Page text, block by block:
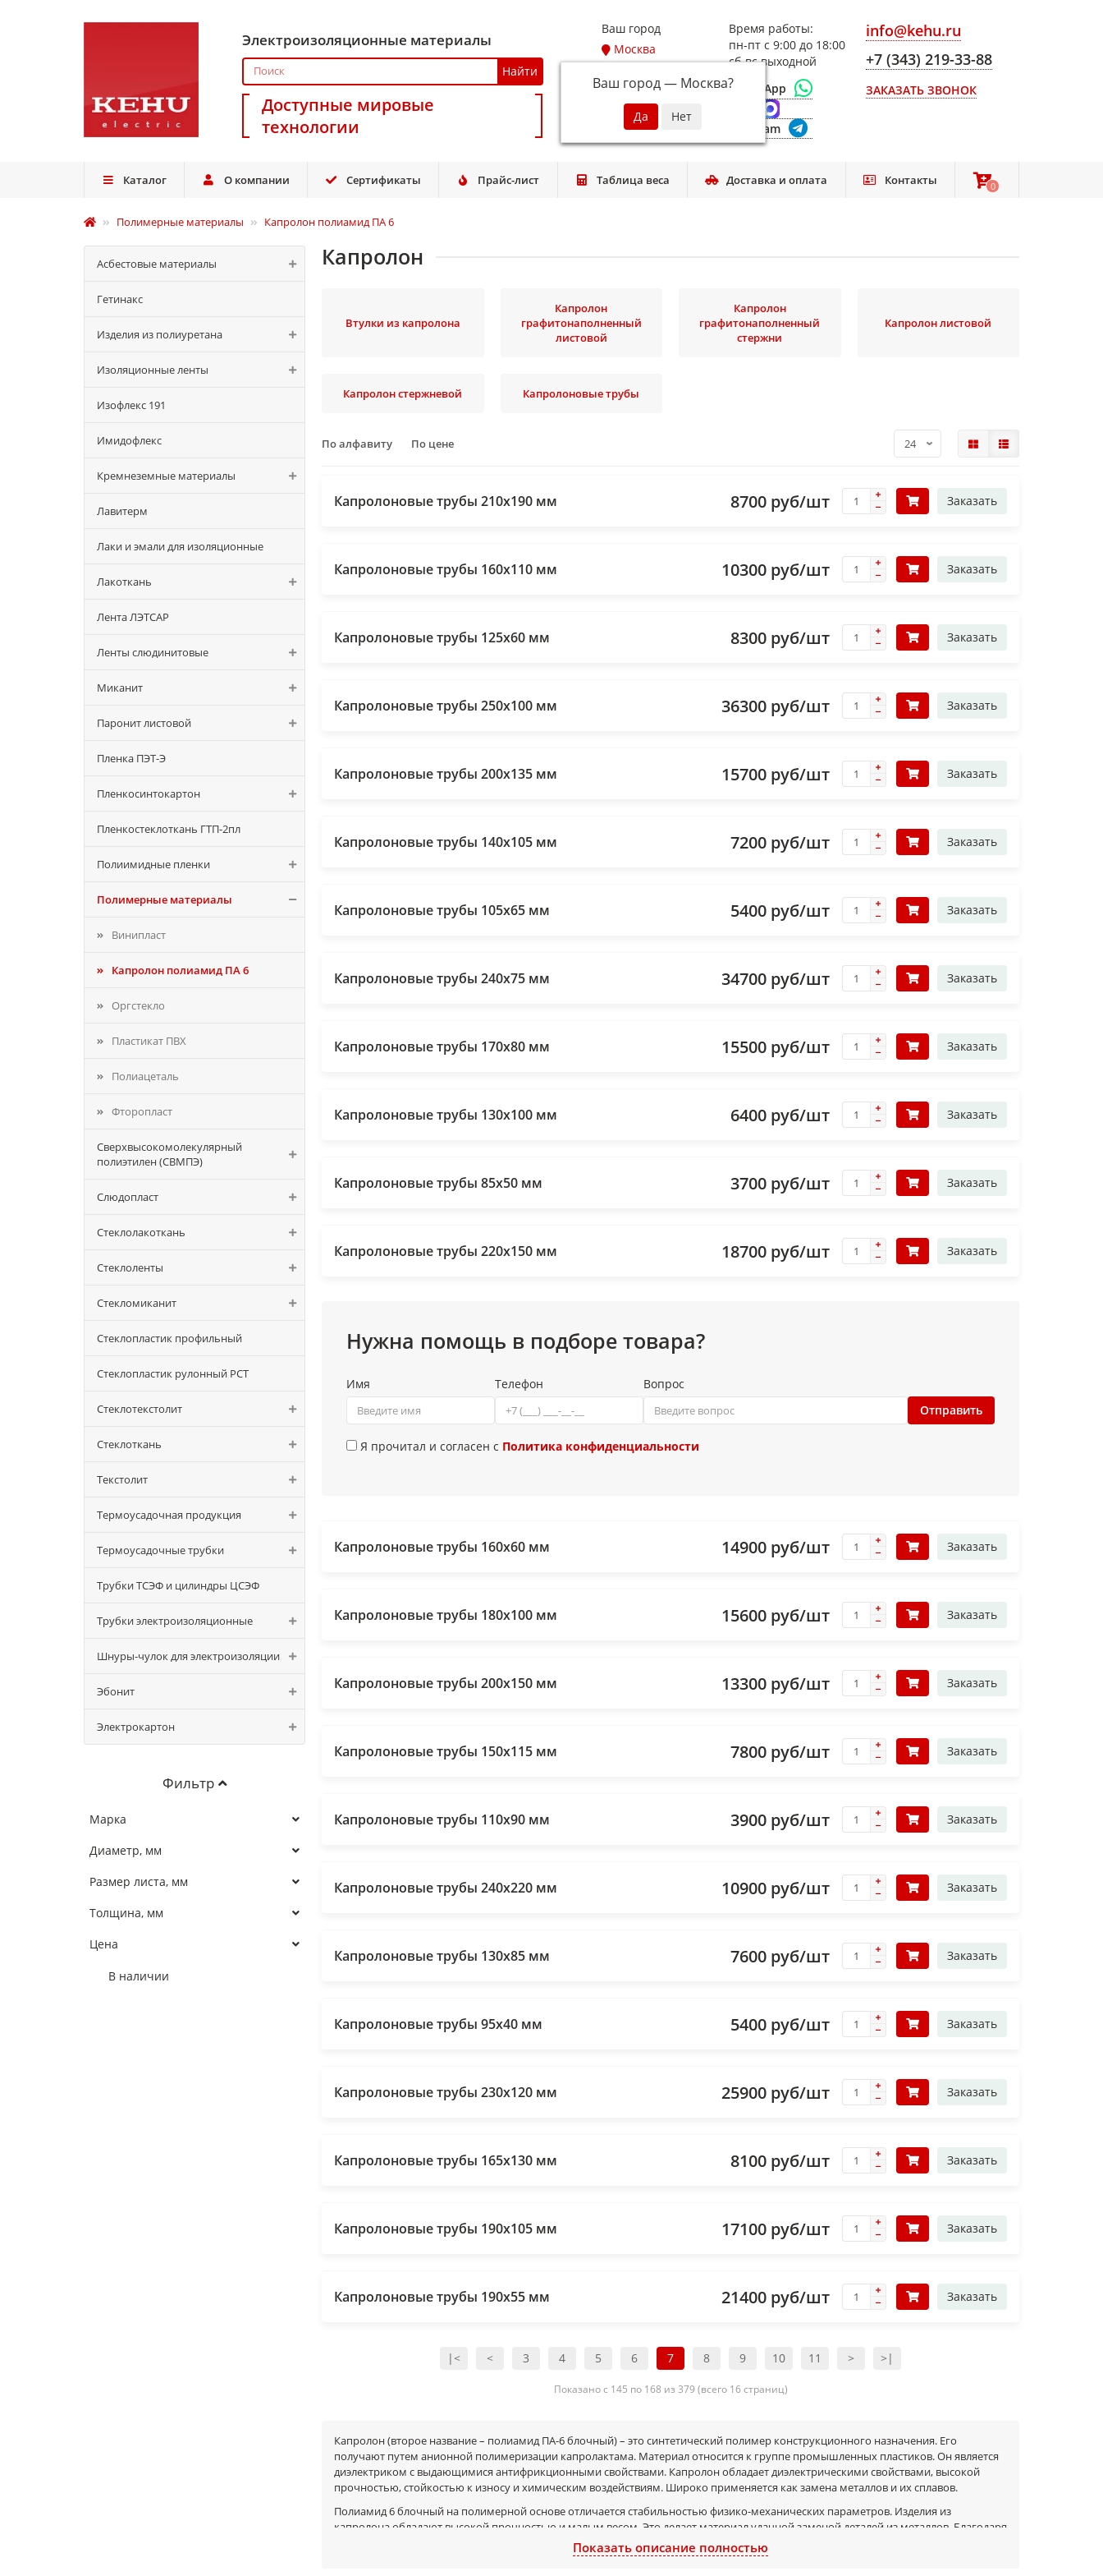
Электроизоляционные материалы
Найти
Доступные мировые
технологии
Ваш город
Москва
Ваш город — Москва?
Время работы:
пн-пт с 9:00 до 18:00
сб-вс выходной
WhatsApp
Telegram
info@kehu.ru
+7 (343) 219-33-88
ЗАКАЗАТЬ ЗВОНОК
Каталог О компании Сертификаты Прайс-лист Таблица веса Доставка и оплата Контакты 0
0
Полимерные материалы Капролон полиамид ПА 6
Асбестовые материалы
Гетинакс
Изделия из полиуретана
Изоляционные ленты
Изофлекс 191
Имидофлекс
Кремнеземные материалы
Лавитерм
Лаки и эмали для изоляционные
Лакоткань
Лента ЛЭТСАР
Ленты слюдинитовые
Миканит
Паронит листовой
Пленка ПЭТ-Э
Пленкосинтокартон
Пленкостеклоткань ГТП-2пл
Полиимидные пленки
Полимерные материалы
Винипласт
Капролон полиамид ПА 6
Оргстекло
Пластикат ПВХ
Полиацеталь
Фторопласт
Сверхвысокомолекулярный
полиэтилен (СВМПЭ)
Слюдопласт
Стеклолакоткань
Стеклоленты
Стекломиканит
Стеклопластик профильный
Стеклопластик рулонный РСТ
Стеклотекстолит
Стеклоткань
Текстолит
Термоусадочная продукция
Термоусадочные трубки
Трубки ТСЭФ и цилиндры ЦСЭФ
Трубки электроизоляционные
Шнуры-чулок для электроизоляции
Эбонит
Электрокартон
Фильтр
Марка
Диаметр, мм
Размер листа, мм
Толщина, мм
Цена
В наличии
Капролон
Втулки из капролона
Капролон
графитонаполненный
листовой
Капролон
графитонаполненный
стержни
Капролон листовой
Капролон стержневой Капролоновые трубы
По алфавиту По цене
Капролоновые трубы 210х190 мм 8700 руб/шт Заказать
Капролоновые трубы 160х110 мм 10300 руб/шт Заказать
Капролоновые трубы 125х60 мм 8300 руб/шт Заказать
Капролоновые трубы 250х100 мм 36300 руб/шт Заказать
Капролоновые трубы 200х135 мм 15700 руб/шт Заказать
Капролоновые трубы 140х105 мм 7200 руб/шт Заказать
Капролоновые трубы 105х65 мм 5400 руб/шт Заказать
Капролоновые трубы 240х75 мм 34700 руб/шт Заказать
Капролоновые трубы 170х80 мм 15500 руб/шт Заказать
Капролоновые трубы 130х100 мм 6400 руб/шт Заказать
Капролоновые трубы 85х50 мм 3700 руб/шт Заказать
Капролоновые трубы 220х150 мм 18700 руб/шт Заказать
Нужна помощь в подборе товара?
Имя Телефон
Вопрос
Отправить
Я прочитал и согласен с Политика конфиденциальности
Капролоновые трубы 160х60 мм 14900 руб/шт Заказать
Капролоновые трубы 180х100 мм 15600 руб/шт Заказать
Капролоновые трубы 200х150 мм 13300 руб/шт Заказать
Капролоновые трубы 150х115 мм 7800 руб/шт Заказать
Капролоновые трубы 110х90 мм 3900 руб/шт Заказать
Капролоновые трубы 240х220 мм 10900 руб/шт Заказать
Капролоновые трубы 130х85 мм 7600 руб/шт Заказать
Капролоновые трубы 95х40 мм 5400 руб/шт Заказать
Капролоновые трубы 230х120 мм 25900 руб/шт Заказать
Капролоновые трубы 165х130 мм 8100 руб/шт Заказать
Капролоновые трубы 190х105 мм 17100 руб/шт Заказать
Капролоновые трубы 190х55 мм 21400 руб/шт Заказать
|< < 3 4 5 6 7 8 9 10 11 > >|
Показано с 145 по 168 из 379 (всего 16 страниц)
Капролон (второе название – полиамид ПА-6 блочный) – это синтетический полимер конструкционного назначения. Его
получают путем анионной полимеризации капролактама. Материал относится к группе промышленных пластиков. Он является
диэлектриком с выдающимися антифрикционными свойствами. Капролон обладает диэлектрическими свойствами, высокой
прочностью, стойкостью к износу и химическим воздействиям. Широко применяется как замена металлов и их сплавов.
Полиамид 6 блочный на полимерной основе отличается стабильностью физико-механических параметров. Изделия из
капролона обладают высокой прочностью и малым весом. Это делает материал удачной заменой деталей из металлов. Благодаря
своей структуре капролон хорошо гасит вибрации и снижает шум.
Показать описание полностью